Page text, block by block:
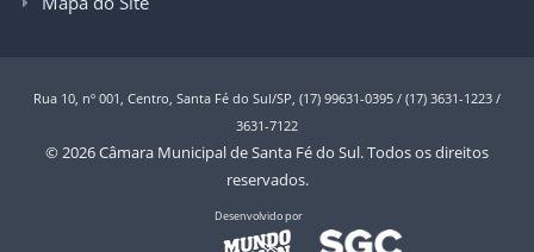
Rua 10, nº 001, Centro, Santa Fé do Sul/SP, (17) 99631-0395 / (17) 3631-1223 /
3631-7122
© 2026 Câmara Municipal de Santa Fé do Sul. Todos os direitos
reservados.
Desenvolvido por